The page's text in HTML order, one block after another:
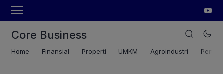
Core Business
Home Finansial Properti UMKM Agroindustri